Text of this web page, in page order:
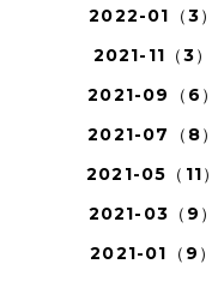
2022-01（3）
2021-11（3）
2021-09（6）
2021-07（8）
2021-05（11）
2021-03（9）
2021-01（9）